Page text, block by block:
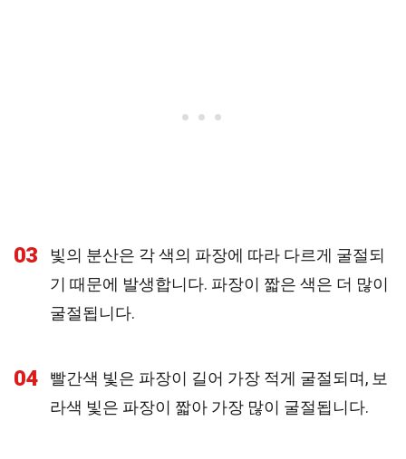
03
빛의 분산은 각 색의 파장에 따라 다르게 굴절되
기 때문에 발생합니다. 파장이 짧은 색은 더 많이
굴절됩니다.
04
빨간색 빛은 파장이 길어 가장 적게 굴절되며, 보
라색 빛은 파장이 짧아 가장 많이 굴절됩니다.